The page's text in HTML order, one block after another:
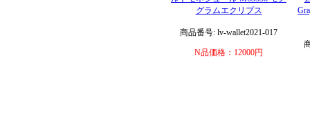
グラムエクリプス
商品番号: lv-wallet2021-017
N品価格：12000円